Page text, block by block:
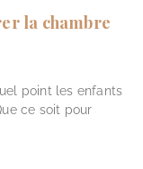
la chambre
point les enfants
ce soit pour